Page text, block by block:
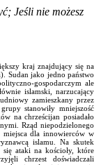
Jeśli nie możesz
kraj znajdujący się na
Sudan jako jedno państwo
gospodarczym ale
islamski, narzucający
zamieszkany przez
stanowiły mniejszość
na chrześcijan posiadało
Rząd niepodzielonego
miejsca dla innowierców w
islamu. Na skutek
się ataki na kościoły, które
chrzest doświadczali